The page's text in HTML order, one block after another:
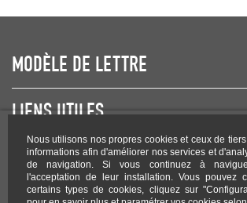
Nous utilisons nos propres cookies et ceux de
informations afin d'améliorer nos services et
de navigation. Si vous continuez à
l'acceptation de leur installation. Vous pouvez
certains types de cookies, cliquez sur
MODÈLE DE LETTRE
LIENS UTILES
NEWSLETTER